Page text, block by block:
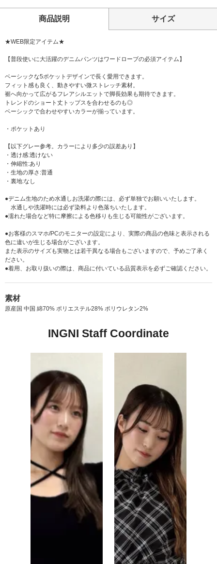
商品説明 サイズ
★WEB限定アイテム★
【普段使いに大活躍のデニムパンツはワードローブの必須アイテム】
ベーシックな5ポケットデザインで長く愛用できます。
フィット感も良く、動きやすい微ストレッチ素材。
裾へ向かって広がるフレアシルエットで脚長効果も期待できます。
トレンドのショート丈トップスを合わせるのも◎
ベーシックで合わせやすいカラーが揃っています。
・ポケットあり
【以下グレー参考。カラーにより多少の誤差あり】
・透け感:透けない
・伸縮性:あり
・生地の厚さ:普通
・裏地:なし
●デニム生地のため水通しお洗濯の際には、必ず単独でお願いいたします。
水通しや洗濯時には必ず染料より色落ちいたします。
●濡れた場合など特に摩擦による色移りも生じる可能性がございます。
●お客様のスマホ/PCのモニターの設定により、実際の商品の色味と表示される
色に違いが生じる場合がございます。
また表示のサイズも実物とは若干異なる場合もございますので、予めご了承く
ださい。
●着用、お取り扱いの際は、商品に付いている品質表示を必ずご確認ください。
素材
原産国 中国 綿70% ポリエステル28% ポリウレタン2%
INGNI Staff Coordinate